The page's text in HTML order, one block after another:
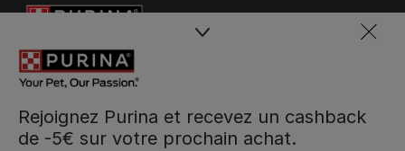
Rejoignez Purina et recevez un cashback
de -5€ sur votre prochain achat.